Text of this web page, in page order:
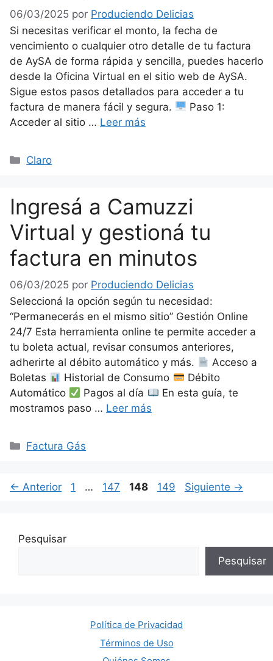
06/03/2025 por Produciendo Delicias
Si necesitas verificar el monto, la fecha de
vencimiento o cualquier otro detalle de tu factura
de AySA de forma rápida y sencilla, puedes hacerlo
desde la Oficina Virtual en el sitio web de AySA.
Sigue estos pasos detallados para acceder a tu
factura de manera fácil y segura.
Paso 1:
Acceder al sitio … Leer más
Categorías
Claro
Ingresá a Camuzzi
Virtual y gestioná tu
factura en minutos
06/03/2025 por Produciendo Delicias
Seleccioná la opción según tu necesidad:
“Permanecerás en el mismo sitio” Gestión Online
24/7 Esta herramienta online te permite acceder a
tu boleta actual, revisar consumos anteriores,
adherirte al débito automático y más.
Acceso a
Boletas
Historial de Consumo
Débito
Automático
Pagos al día
En esta guía, te
mostramos paso … Leer más
Categorías
Factura Gás
← Anterior Página
1 … Página
147 Página
148 Página
149 Siguiente →
Pesquisar
Pesquisar
Política de Privacidad
Términos de Uso